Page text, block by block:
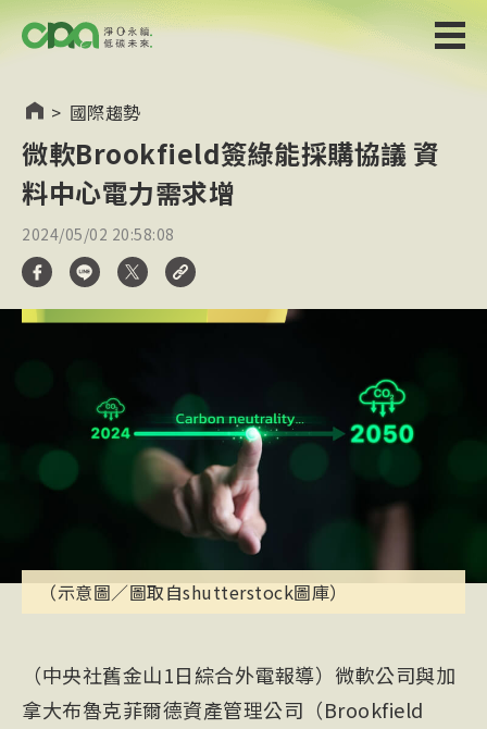
> 國際趨勢
微軟Brookfield簽綠能採購協議 資
料中心電力需求增
2024/05/02 20:58:08
（示意圖／圖取自shutterstock圖庫）
（中央社舊金山1日綜合外電報導）微軟公司與加
拿大布魯克菲爾德資產管理公司（Brookfield